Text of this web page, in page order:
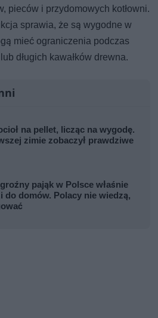
pieców i przydomowych kotłowni.
sprawia, że są wygodne w
mieć ograniczenia podczas
długich kawałków drewna.
na pellet, licząc na wygodę.
zimie zobaczył prawdziwe
pająk w Polsce właśnie
do domów. Polacy nie wiedzą,